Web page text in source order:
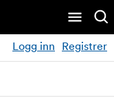
Logg inn Registrer